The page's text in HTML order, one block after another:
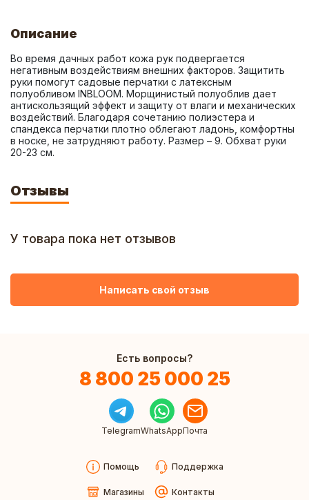
Описание
Во время дачных работ кожа рук подвергается
негативным воздействиям внешних факторов. Защитить
руки помогут садовые перчатки с латексным
полуобливом INBLOOM. Морщинистый полуоблив дает
антискользящий эффект и защиту от влаги и механических
воздействий. Благодаря сочетанию полиэстера и
спандекса перчатки плотно облегают ладонь, комфортны
в носке, не затрудняют работу. Размер – 9. Обхват руки
20-23 см.
Отзывы
У товара пока нет отзывов
Написать свой отзыв
Есть вопросы?
8 800 25 000 25
TelegramWhatsAppПочта
Помощь Поддержка
Магазины Контакты